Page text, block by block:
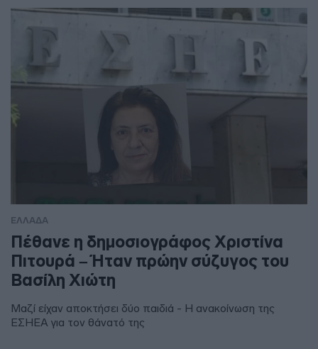
ΕΛΛΑΔΑ
Πέθανε η δημοσιογράφος Χριστίνα
Πιτουρά – Ήταν πρώην σύζυγος του
Βασίλη Χιώτη
Μαζί είχαν αποκτήσει δύο παιδιά - Η ανακοίνωση της
ΕΣΗΕΑ για τον θάνατό της